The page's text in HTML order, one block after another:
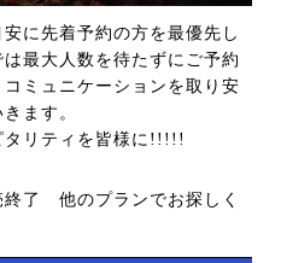
に先着予約の方を最優先し
最大人数を待たずにご予約
ミュニケーションを取り安
ます。
リティを皆様に!!!!!
終了 他のプランでお探しく